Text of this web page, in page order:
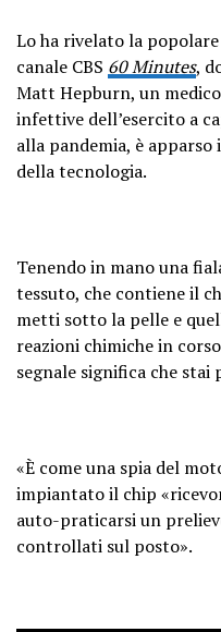
Lo ha rivelato la
canale CBS 60 Minutes,
Matt Hepburn, un
infettive dell’esercito a
alla pandemia, è
della tecnologia.
Tenendo in mano una
tessuto, che contiene il
metti sotto la pelle e
reazioni chimiche in
segnale significa che stai
«È come una spia del
impiantato il chip
auto-praticarsi un
controllati sul posto».